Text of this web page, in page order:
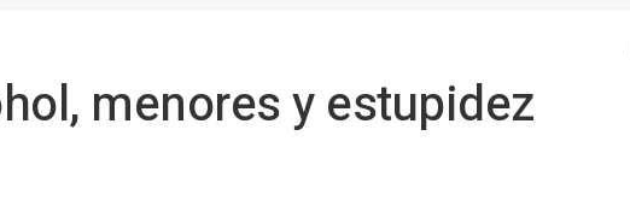
menores y estupidez